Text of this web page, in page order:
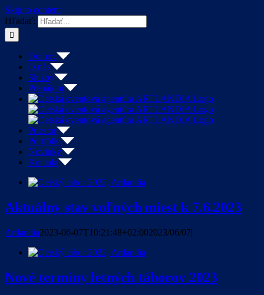
Skip to content
Hľadať:
Domov
O nás
Služby
Prenájom
Priestor
Portfólio
Novinky
Kontakt
Aktuálny stav voľných miest k 7.6.2023
Artlandia2023-06-07T10:21:48+02:002023/06/07|
Nové termíny letných táborov 2023